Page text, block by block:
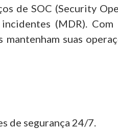
de SOC (Security
(MDR).
suas
de segurança 24/7.